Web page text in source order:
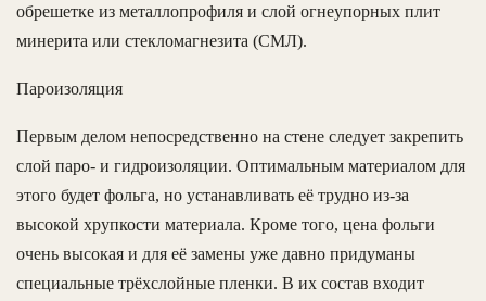
обрешетке из металлопрофиля и слой огнеупорных плит
минерита или стекломагнезита (СМЛ).
Пароизоляция
Первым делом непосредственно на стене следует закрепить
слой паро- и гидроизоляции. Оптимальным материалом для
этого будет фольга, но устанавливать её трудно из-за
высокой хрупкости материала. Кроме того, цена фольги
очень высокая и для её замены уже давно придуманы
специальные трёхслойные пленки. В их состав входит